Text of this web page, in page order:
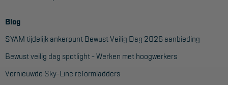
Blog
SYAM tijdelijk ankerpunt Bewust Veilig Dag 2026 aanbieding
Bewust veilig dag spotlight - Werken met hoogwerkers
Vernieuwde Sky-Line reformladders